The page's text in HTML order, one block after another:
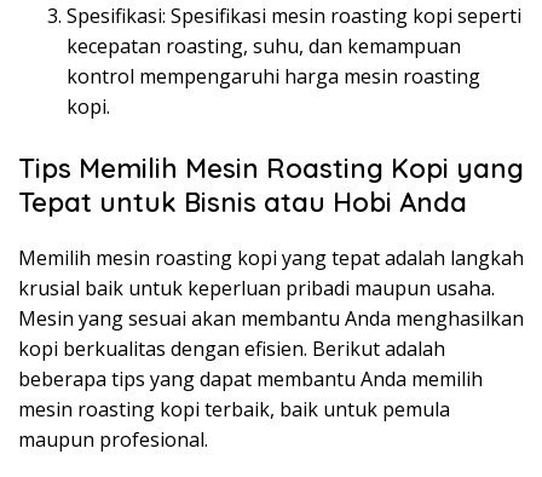
Spesifikasi: Spesifikasi mesin roasting kopi seperti
kecepatan roasting, suhu, dan kemampuan
kontrol mempengaruhi harga mesin roasting
kopi.
Tips Memilih Mesin Roasting Kopi yang
Tepat untuk Bisnis atau Hobi Anda
Memilih mesin roasting kopi yang tepat adalah langkah
krusial baik untuk keperluan pribadi maupun usaha.
Mesin yang sesuai akan membantu Anda menghasilkan
kopi berkualitas dengan efisien. Berikut adalah
beberapa tips yang dapat membantu Anda memilih
mesin roasting kopi terbaik, baik untuk pemula
maupun profesional.